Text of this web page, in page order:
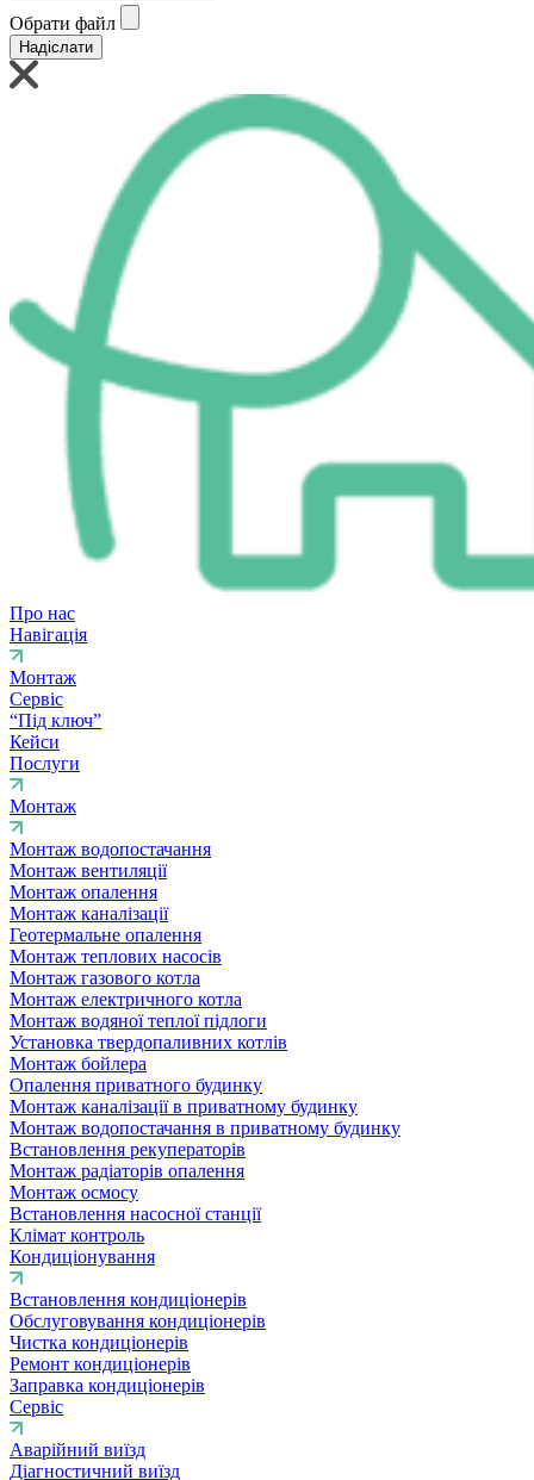
Обрати файл
Надіслати
Про нас
Навігація
Монтаж
Сервіс
“Під ключ”
Кейси
Послуги
Монтаж
Монтаж водопостачання
Монтаж вентиляції
Монтаж опалення
Монтаж каналізації
Геотермальне опалення
Монтаж теплових насосів
Монтаж газового котла
Монтаж електричного котла
Монтаж водяної теплої підлоги
Установка твердопаливних котлів
Монтаж бойлера
Опалення приватного будинку
Монтаж каналізації в приватному будинку
Монтаж водопостачання в приватному будинку
Встановлення рекуператорів
Монтаж радіаторів опалення
Монтаж осмосу
Встановлення насосної станції
Клімат контроль
Кондиціонування
Встановлення кондиціонерів
Обслуговування кондиціонерів
Чистка кондиціонерів
Ремонт кондиціонерів
Заправка кондиціонерів
Сервіс
Аварійний виїзд
Діагностичний виїзд